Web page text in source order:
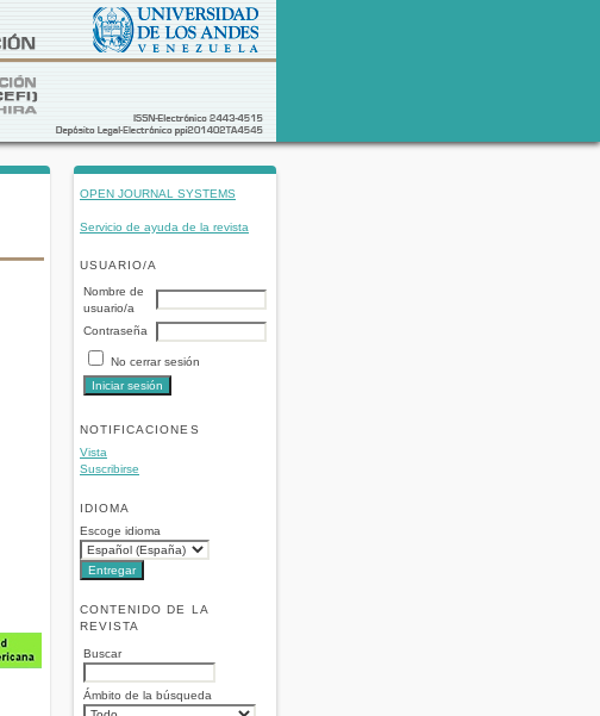
OPEN JOURNAL SYSTEMS
Servicio de ayuda de la revista
USUARIO/A
Nombre de
usuario/a
Contraseña
No cerrar sesión
NOTIFICACIONES
Vista
Suscribirse
IDIOMA
Escoge idioma
CONTENIDO DE LA
REVISTA
Buscar
Ámbito de la búsqueda